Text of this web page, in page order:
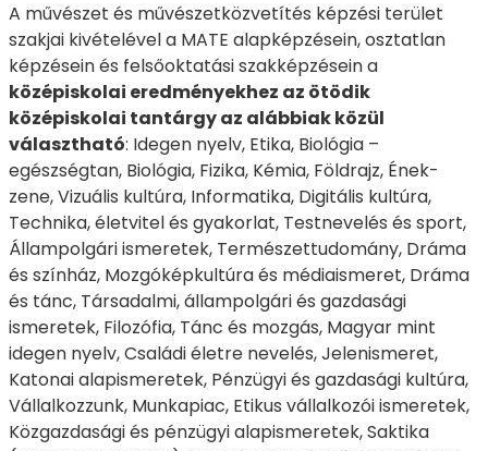
A művészet és művészetközvetítés képzési terület
szakjai kivételével a MATE alapképzésein, osztatlan
képzésein és felsőoktatási szakképzésein a
középiskolai eredményekhez az ötödik
középiskolai tantárgy az alábbiak közül
választható: Idegen nyelv, Etika, Biológia –
egészségtan, Biológia, Fizika, Kémia, Földrajz, Ének-
zene, Vizuális kultúra, Informatika, Digitális kultúra,
Technika, életvitel és gyakorlat, Testnevelés és sport,
Állampolgári ismeretek, Természettudomány, Dráma
és színház, Mozgóképkultúra és médiaismeret, Dráma
és tánc, Társadalmi, állampolgári és gazdasági
ismeretek, Filozófia, Tánc és mozgás, Magyar mint
idegen nyelv, Családi életre nevelés, Jelenismeret,
Katonai alapismeretek, Pénzügyi és gazdasági kultúra,
Vállalkozzunk, Munkapiac, Etikus vállalkozói ismeretek,
Közgazdasági és pénzügyi alapismeretek, Saktika